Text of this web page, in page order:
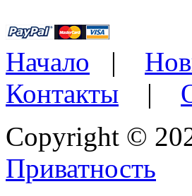
Начало |
Контакты |
Copyright ©
Приватность